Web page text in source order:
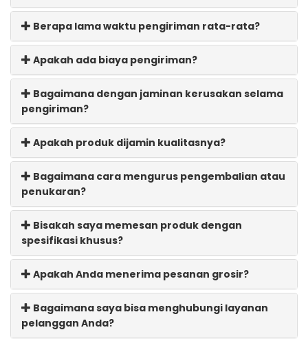
Berapa lama waktu pengiriman rata-rata?
Apakah ada biaya pengiriman?
Bagaimana dengan jaminan kerusakan selama
pengiriman?
Apakah produk dijamin kualitasnya?
Bagaimana cara mengurus pengembalian atau
penukaran?
Bisakah saya memesan produk dengan
spesifikasi khusus?
Apakah Anda menerima pesanan grosir?
Bagaimana saya bisa menghubungi layanan
pelanggan Anda?